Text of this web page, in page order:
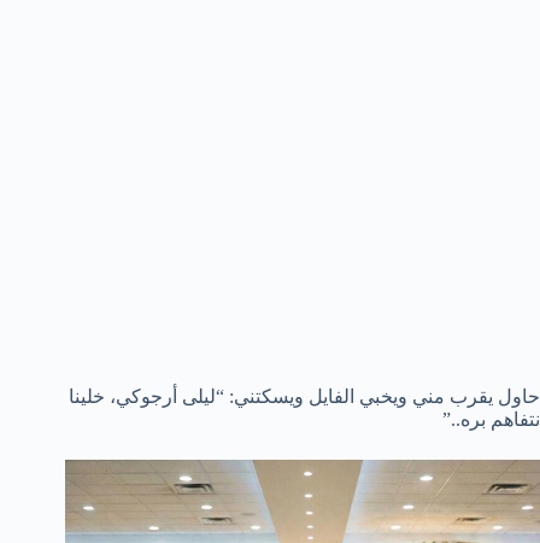
حاول يقرب مني ويخبي الفايل ويسكتني: “ليلى أرجوكي، خلينا
نتفاهم بره..”